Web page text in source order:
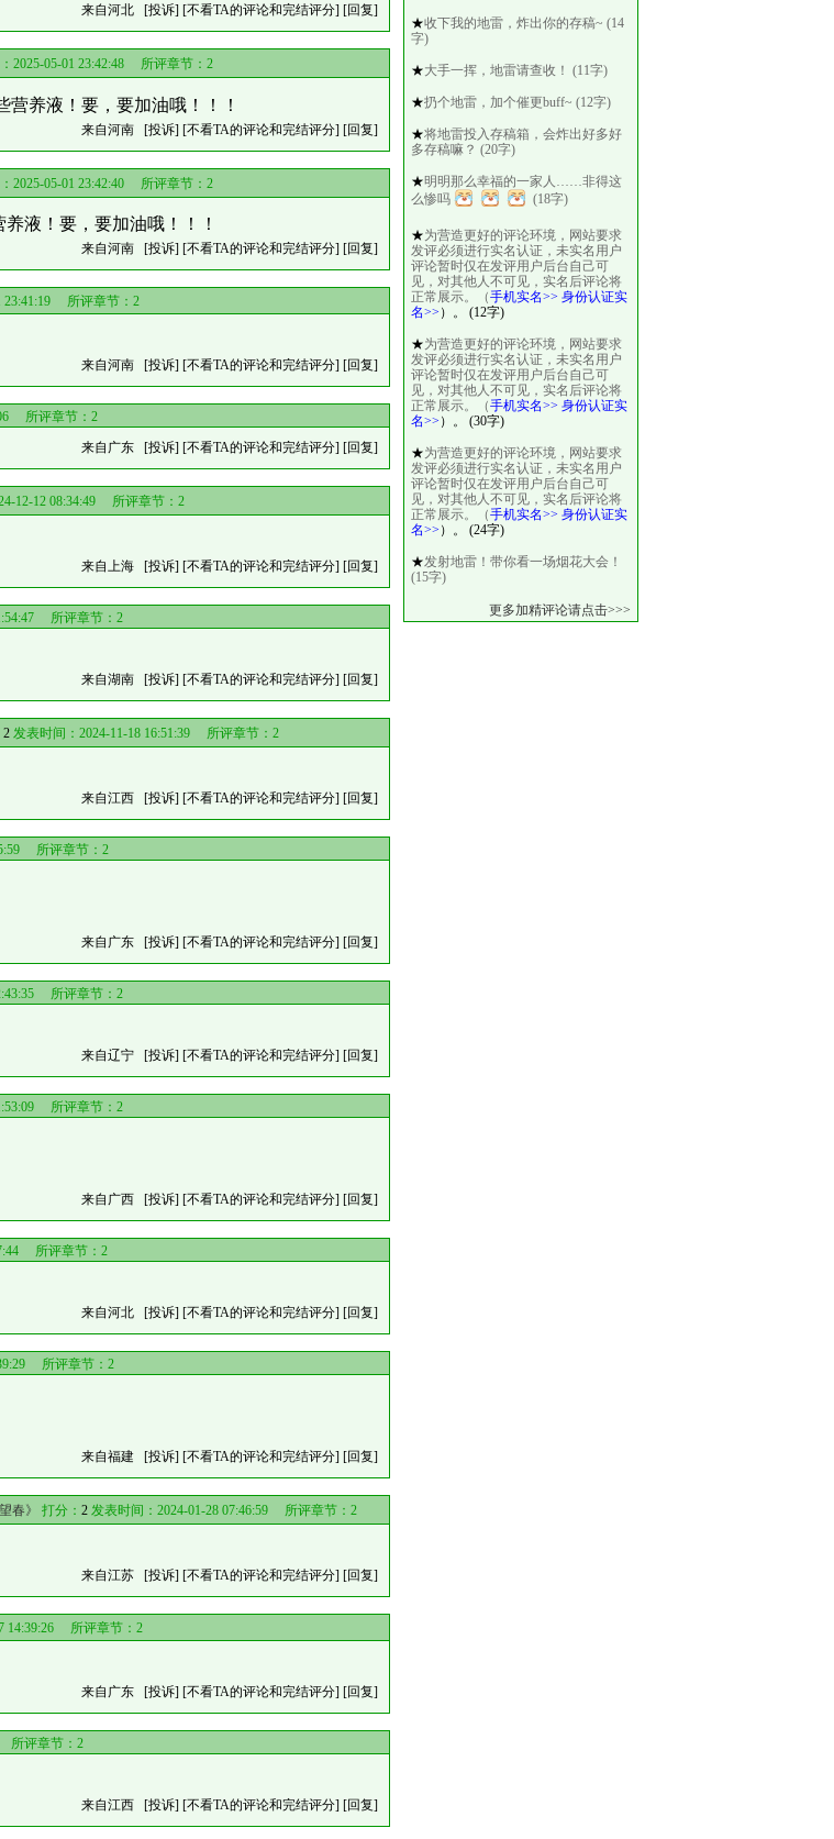
来自河北 [投诉] [不看TA的评论和完结评分] [回复]
2025-05-01 23:42:48 所评章节： 2
养液！要，要加油哦！！！
来自河南 [投诉] [不看TA的评论和完结评分] [回复]
2025-05-01 23:42:40 所评章节： 2
液！要，要加油哦！！！
来自河南 [投诉] [不看TA的评论和完结评分] [回复]
23:41:19 所评章节： 2
来自河南 [投诉] [不看TA的评论和完结评分] [回复]
所评章节： 2
来自广东 [投诉] [不看TA的评论和完结评分] [回复]
12-12 08:34:49 所评章节：2
来自上海 [投诉] [不看TA的评论和完结评分] [回复]
所评章节： 2
来自湖南 [投诉] [不看TA的评论和完结评分] [回复]
2发表时间：2024-11-18 16:51:39 所评章节： 2
来自江西 [投诉] [不看TA的评论和完结评分] [回复]
所评章节： 2
来自广东 [投诉] [不看TA的评论和完结评分] [回复]
所评章节： 2
来自辽宁 [投诉] [不看TA的评论和完结评分] [回复]
所评章节： 2
来自广西 [投诉] [不看TA的评论和完结评分] [回复]
所评章节： 2
来自河北 [投诉] [不看TA的评论和完结评分] [回复]
所评章节： 2
来自福建 [投诉] [不看TA的评论和完结评分] [回复]
春》 打分： 2发表时间：2024-01-28 07:46:59 所评章节： 2
来自江苏 [投诉] [不看TA的评论和完结评分] [回复]
14:39:26 所评章节： 2
来自广东 [投诉] [不看TA的评论和完结评分] [回复]
所评章节： 2
来自江西 [投诉] [不看TA的评论和完结评分] [回复]
★收下我的地雷，炸出你的存稿~ (14
字)
★大手一挥，地雷请查收！ (11字)
★扔个地雷，加个催更buff~ (12字)
★将地雷投入存稿箱，会炸出好多好
多存稿嘛？ (20字)
★明明那么幸福的一家人……非得这
么惨吗
(18字)
★为营造更好的评论环境，网站要求
发评必须进行实名认证，未实名用户
评论暂时仅在发评用户后台自己可
见，对其他人不可见，实名后评论将
正常展示。（手机实名>> 身份认证实
名>> ）。 (12字)
★为营造更好的评论环境，网站要求
发评必须进行实名认证，未实名用户
评论暂时仅在发评用户后台自己可
见，对其他人不可见，实名后评论将
正常展示。（手机实名>> 身份认证实
名>> ）。 (30字)
★为营造更好的评论环境，网站要求
发评必须进行实名认证，未实名用户
评论暂时仅在发评用户后台自己可
见，对其他人不可见，实名后评论将
正常展示。（手机实名>> 身份认证实
名>> ）。 (24字)
★发射地雷！带你看一场烟花大会！
(15字)
更多加精评论请点击>>>